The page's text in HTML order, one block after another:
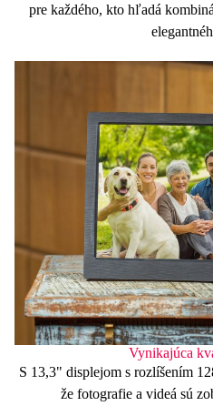
pre každého, kto hľadá
Vynikajúca
S 13,3" displejoms rozlíšením
že fotografie a videá sú